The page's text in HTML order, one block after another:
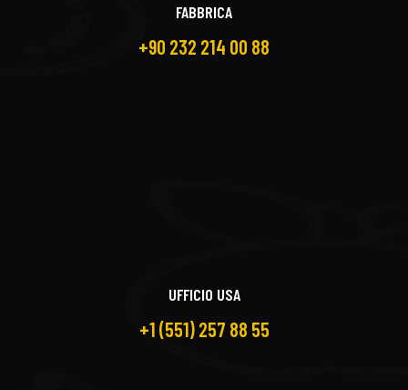
FABBRICA
+90 232 214 00 88
UFFICIO USA
+1 (551) 257 88 55